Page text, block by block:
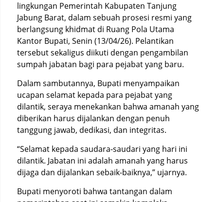
lingkungan Pemerintah Kabupaten Tanjung
Jabung Barat, dalam sebuah prosesi resmi yang
berlangsung khidmat di Ruang Pola Utama
Kantor Bupati, Senin (13/04/26). Pelantikan
tersebut sekaligus diikuti dengan pengambilan
sumpah jabatan bagi para pejabat yang baru.
Dalam sambutannya, Bupati menyampaikan
ucapan selamat kepada para pejabat yang
dilantik, seraya menekankan bahwa amanah yang
diberikan harus dijalankan dengan penuh
tanggung jawab, dedikasi, dan integritas.
“Selamat kepada saudara-saudari yang hari ini
dilantik. Jabatan ini adalah amanah yang harus
dijaga dan dijalankan sebaik-baiknya,” ujarnya.
Bupati menyoroti bahwa tantangan dalam